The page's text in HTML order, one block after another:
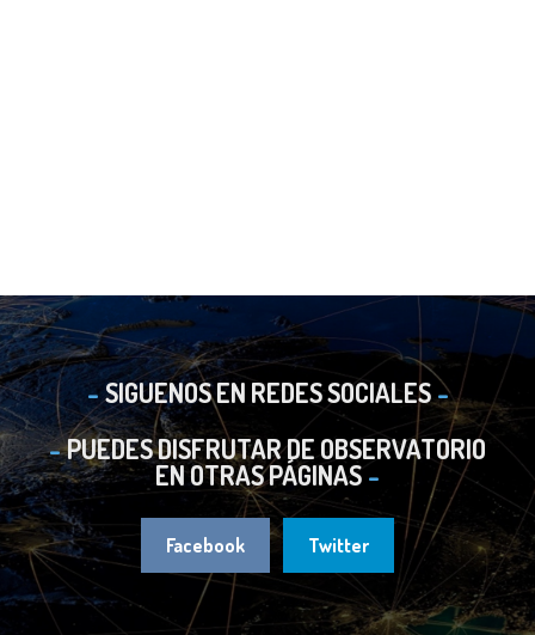
SIGUENOS EN REDES SOCIALES
PUEDES DISFRUTAR DE OBSERVATORIO
EN OTRAS PÁGINAS
Facebook Twitter